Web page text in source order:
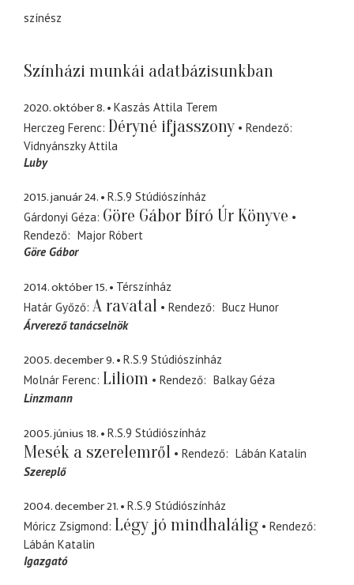
színész
Színházi munkái adatbázisunkban
2020. október 8.
Kaszás Attila Terem
Herczeg Ferenc Déryné ifjasszony
Rendező
Vidnyánszky Attila
Luby
2015. január 24.
R.S.9 Stúdiószínház
Gárdonyi Géza Göre Gábor Bíró Úr Könyve
Rendező
Major Róbert
Göre Gábor
2014. október 15.
Térszínház
Határ Győző A ravatal Rendező
Bucz Hunor
Árverező tanácselnök
2005. december 9.
R.S.9 Stúdiószínház
Molnár Ferenc Liliom Rendező
Balkay Géza
Linzmann
2005. június 18. R.S.9 Stúdiószínház
Mesék a szerelemről Rendező
Lábán Katalin
Szereplő
2004. december 21.
R.S.9 Stúdiószínház
Móricz Zsigmond Légy jó mindhalálig
Rendező
Lábán Katalin
Igazgató